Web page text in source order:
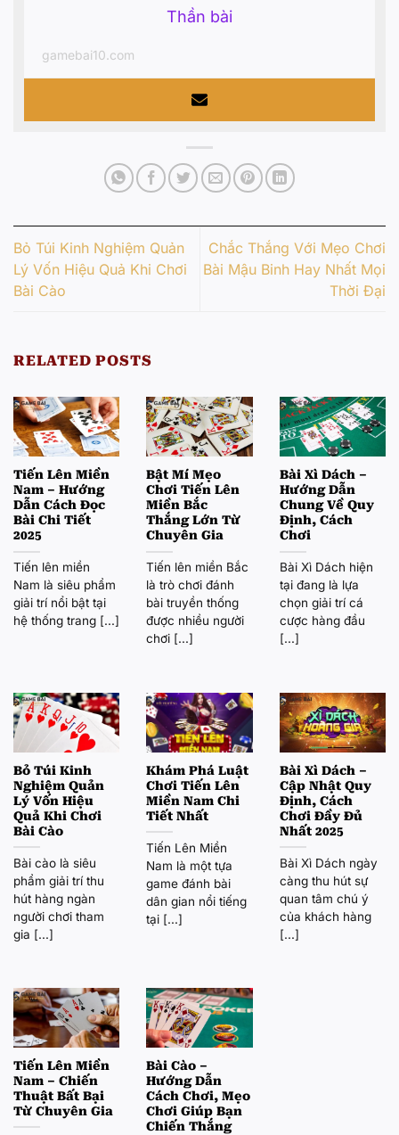
Thần bài
gamebai10.com
Bỏ Túi Kinh Nghiệm Quản
Lý Vốn Hiệu Quả Khi Chơi
Bài Cào
Chắc Thắng Với Mẹo Chơi
Bài Mậu Binh Hay Nhất Mọi
Thời Đại
RELATED POSTS
Tiến Lên Miền
Nam – Hướng
Dẫn Cách Đọc
Bài Chi Tiết
2025
Tiến lên miền
Nam là siêu phẩm
giải trí nổi bật tại
hệ thống trang [...]
Bật Mí Mẹo
Chơi Tiến Lên
Miền Bắc
Thắng Lớn Từ
Chuyên Gia
Tiến lên miền Bắc
là trò chơi đánh
bài truyền thống
được nhiều người
chơi [...]
Bài Xì Dách –
Hướng Dẫn
Chung Về Quy
Định, Cách
Chơi
Bài Xì Dách hiện
tại đang là lựa
chọn giải trí cá
cược hàng đầu
[...]
Bỏ Túi Kinh
Nghiệm Quản
Lý Vốn Hiệu
Quả Khi Chơi
Bài Cào
Bài cào là siêu
phẩm giải trí thu
hút hàng ngàn
người chơi tham
gia [...]
Khám Phá Luật
Chơi Tiến Lên
Miền Nam Chi
Tiết Nhất
Tiến Lên Miền
Nam là một tựa
game đánh bài
dân gian nổi tiếng
tại [...]
Bài Xì Dách –
Cập Nhật Quy
Định, Cách
Chơi Đầy Đủ
Nhất 2025
Bài Xì Dách ngày
càng thu hút sự
quan tâm chú ý
của khách hàng
[...]
Tiến Lên Miền
Nam – Chiến
Thuật Bất Bại
Từ Chuyên Gia
Bài Cào –
Hướng Dẫn
Cách Chơi, Mẹo
Chơi Giúp Bạn
Chiến Thắng